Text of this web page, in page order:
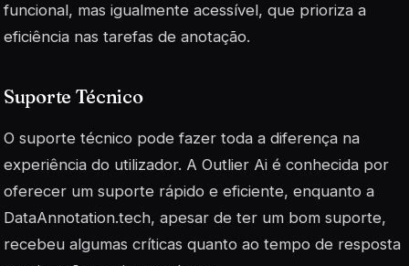
funcional, mas igualmente acessível, que prioriza a
eficiência nas tarefas de anotação.
Suporte Técnico
O suporte técnico pode fazer toda a diferença na
experiência do utilizador. A Outlier Ai é conhecida por
oferecer um suporte rápido e eficiente, enquanto a
DataAnnotation.tech, apesar de ter um bom suporte,
recebeu algumas críticas quanto ao tempo de resposta